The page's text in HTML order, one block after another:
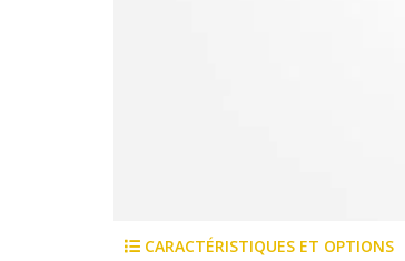
CARACTÉRISTIQUES ET OPTIONS